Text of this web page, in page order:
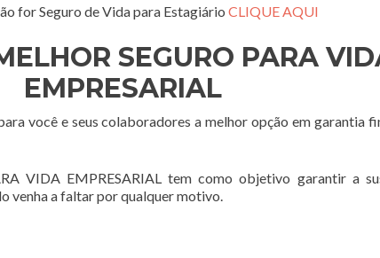
for Seguro de Vida para Estagiário CLIQUE AQUI
SEGURO PARA
EMPRESARIAL
você e seus colaboradores a melhor opção em garantia
VIDA EMPRESARIAL tem como objetivo garantir a
venha a faltar por qualquer motivo.